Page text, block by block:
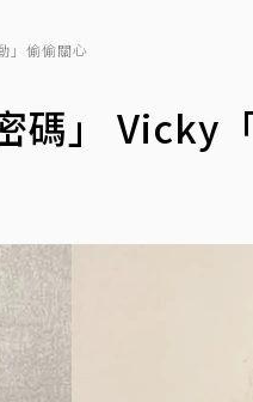
」偷偷關心
碼」 Vicky